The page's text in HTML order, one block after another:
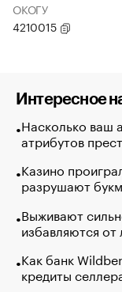
ОКОГУ
4210015
Интересное
Насколько ваш
атрибутов
Казино
разрушают
Выживают
избавляются
Как банк
кредиты